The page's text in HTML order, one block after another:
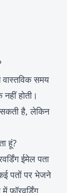
वास्तविक समय
होती।
सकती है, लेकिन
हूं?
ईमेल पता
पतों पर भेजने
फॉरवर्डिंग